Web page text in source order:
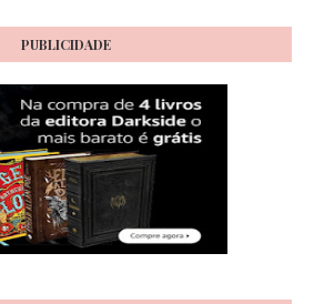
PUBLICIDADE